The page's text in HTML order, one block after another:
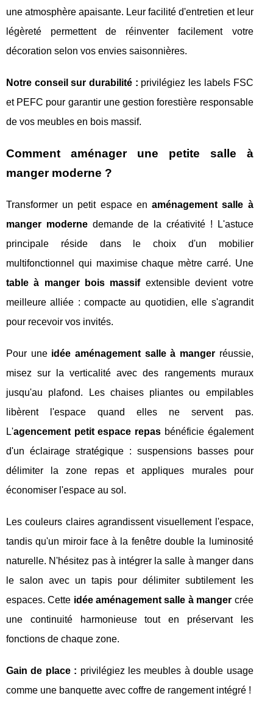
une atmosphère apaisante. Leur facilité d'entretien et leur
légèreté permettent de réinventer facilement votre
décoration selon vos envies saisonnières.
Notre conseil sur durabilité : privilégiez les labels FSC
et PEFC pour garantir une gestion forestière responsable
de vos meubles en bois massif.
Comment aménager une petite salle à
manger moderne ?
Transformer un petit espace enaménagement salle à
manger modernedemande de la créativité ! L'astuce
principale réside dans le choix d'un mobilier
multifonctionnel qui maximise chaque mètre carré. Une
table à manger bois massifextensible devient votre
meilleure alliée : compacte au quotidien, elle s'agrandit
pour recevoir vos invités.
Pour une idée aménagement salle à mangerréussie,
misez sur la verticalité avec des rangements muraux
jusqu'au plafond. Les chaises pliantes ou empilables
libèrent l'espace quand elles ne servent pas.
L'agencement petit espace repas bénéficie également
d'un éclairage stratégique : suspensions basses pour
délimiter la zone repas et appliques murales pour
économiser l'espace au sol.
Les couleurs claires agrandissent visuellement l'espace,
tandis qu'un miroir face à la fenêtre double la luminosité
naturelle. N'hésitez pas à intégrer la salle à manger dans
le salon avec un tapis pour délimiter subtilement les
espaces. Cette idée aménagement salle à manger crée
une continuité harmonieuse tout en préservant les
fonctions de chaque zone.
Gain de place : privilégiez les meubles à double usage
comme une banquette avec coffre de rangement intégré !